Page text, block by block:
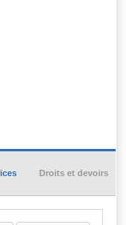
Droits et devoirs